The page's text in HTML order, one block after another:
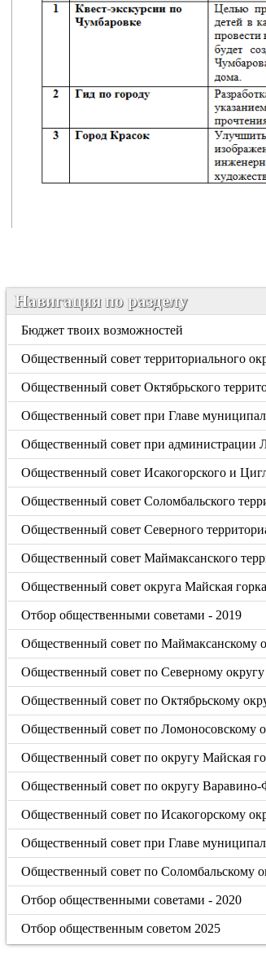
Навигация по разделу
Бюджет твоих возможностей
Общественный совет территориального
Общественный совет Октябрьского
Общественный совет при Главе
Общественный совет при администрации
Общественный совет Исакогорского и
Общественный совет Соломбальского
Общественный совет Северного
Общественный совет Маймаксанского
Общественный совет округа Майская горка
Отбор общественными советами - 2019
Общественный совет по Маймаксанскому
Общественный совет по Северному округу
Общественный совет по Октябрьскому
Общественный совет по Ломоносовскому
Общественный совет по округу Майская
Общественный совет по округу Варавино-
Общественный совет по Исакогорскому
Общественный совет при Главе
Общественный совет по Соломбальскому
Отбор общественными советами - 2020
Отбор общественным советом 2025